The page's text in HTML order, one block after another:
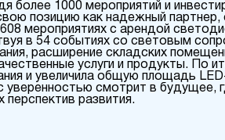
более 1000 мероприятий и
позицию как надежный партнер,
мероприятиях с арендой
в 54 событиях со световым
расширение складских
услуги и продукты. По
и увеличила общую площадь
смотрит в будущее,
развития.